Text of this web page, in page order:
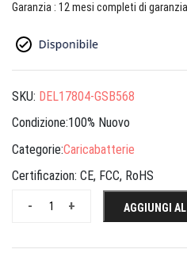
Garanzia : 12 mesi completi di
SKU: DEL17804-GSB568
Condizione:100% Nuovo
Categorie:Caricabatterie
Certificazion: CE, FCC, RoHS
+
- AGGIUNGI